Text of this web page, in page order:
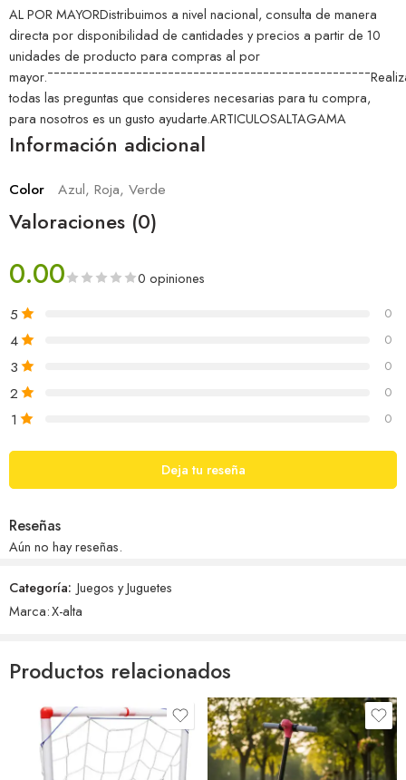
AL POR MAYORDistribuimos a nivel nacional, consulta de manera
directa por disponibilidad de cantidades y precios a partir de 10
unidades de producto para compras al por
todas las preguntas que consideres necesarias para tu compra,
para nosotros es un gusto ayudarte.ARTICULOSALTAGAMA
Información adicional
Color Azul, Roja, Verde
Valoraciones (0)
0.00 0 opiniones
5 0
4 0
3 0
2 0
1 0
Deja tu reseña
Reseñas
Aún no hay reseñas.
Categoría: Juegos y Juguetes
Marca:X-alta
Productos relacionados